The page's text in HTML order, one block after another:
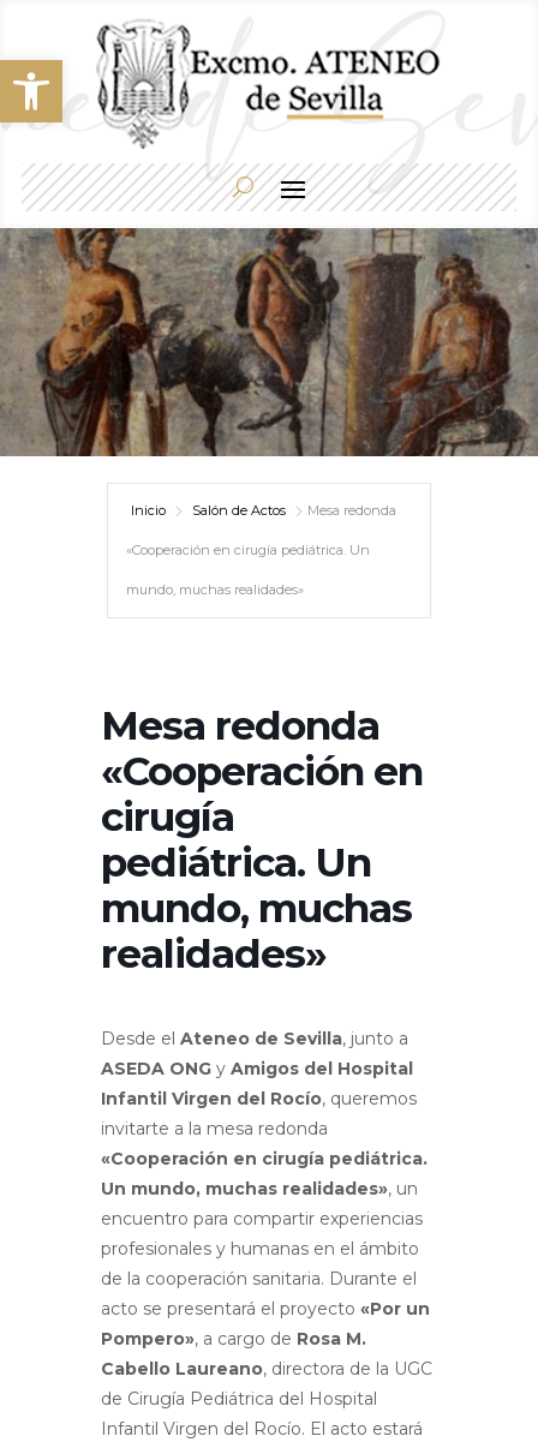
Abrir barra de herramientas
Inicio Salón de Actos Mesa redonda
«Cooperación en cirugía pediátrica. Un
mundo, muchas realidades»
Mesa redonda
«Cooperación en
cirugía
pediátrica. Un
mundo, muchas
realidades»
Desde el Ateneo de Sevilla, junto a
ASEDA ONG y Amigos del Hospital
Infantil Virgen del Rocío, queremos
invitarte a la mesa redonda
«Cooperación en cirugía pediátrica.
Un mundo, muchas realidades», un
encuentro para compartir experiencias
profesionales y humanas en el ámbito
de la cooperación sanitaria. Durante el
acto se presentará el proyecto «Por un
Pompero», a cargo de Rosa M.
Cabello Laureano, directora de la UGC
de Cirugía Pediátrica del Hospital
Infantil Virgen del Rocío. El acto estará